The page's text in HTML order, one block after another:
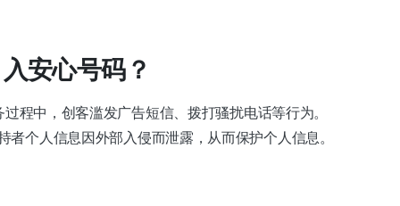
安心号码？
程中，创客滥发广告短信、拨打骚扰电话等行为。
者个人信息因外部入侵而泄露，从而保护个人信息。